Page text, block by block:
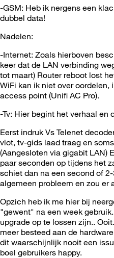
-GSM: Heb ik nergens een
dubbel data!
Nadelen:
-Internet: Zoals hierboven
keer dat de LAN verbinding
tot maart) Router reboot lost
WiFi kan ik niet over oordelen,
access point (Unifi AC Pro).
-Tv: Hier begint het verhaal en
Eerst indruk Vs Telenet
vlot, tv-gids laad traag en
(Aangesloten via gigabit LAN)
paar seconden op tijdens het
schiet dan na een second of
algemeen probleem en zou er
Opzich heb ik me hier bij
"gewent" na een week
upgrade op te lossen zijn..
meer besteed aan de
dit waarschijnlijk nooit een
boel gebruikers happy.